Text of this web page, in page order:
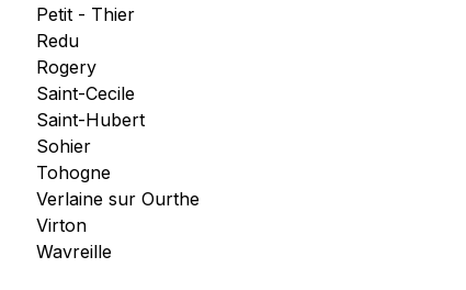
Petit - Thier
Redu
Rogery
Saint-Cecile
Saint-Hubert
Sohier
Tohogne
Verlaine sur Ourthe
Virton
Wavreille